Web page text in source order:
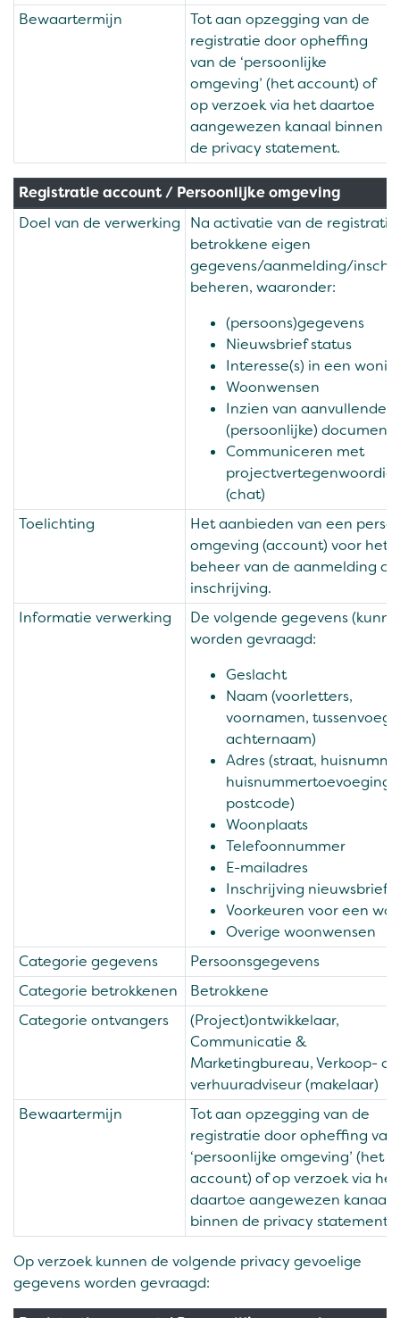
Bewaartermijn
Tot aan opzegging van de
registratie door opheffing
van de ‘persoonlijke
omgeving’ (het account) of
op verzoek via het daartoe
aangewezen kanaal binnen
de privacy statement.
Registratie account / Persoonlijke omgeving
Doel van de verwerking
Na activatie van de registratie
betrokkene eigen
gegevens/aanmelding/
beheren, waaronder:
(persoons)gegevens
Nieuwsbrief status
Interesse(s) in een
Woonwensen
Inzien van aanvullende
(persoonlijke)
Communiceren met
(chat)
Toelichting
Het aanbieden van een
omgeving (account) voor het
beheer van de aanmelding cq.
inschrijving.
Informatie verwerking
De volgende gegevens
worden gevraagd:
Geslacht
Naam (voorletters,
voornamen,
achternaam)
Adres (straat,
huisnummertoevoeging,
postcode)
Woonplaats
Telefoonnummer
E-mailadres
Inschrijving nieuwsbrief
Voorkeuren voor een
Overige woonwensen
Categorie gegevens
Persoonsgegevens
Categorie betrokkenen
Betrokkene
Categorie ontvangers
(Project)ontwikkelaar,
Communicatie &
Marketingbureau, Verkoop- of
verhuuradviseur (makelaar)
Bewaartermijn
Tot aan opzegging van de
registratie door opheffing van
‘persoonlijke omgeving’ (het
account) of op verzoek via het
daartoe aangewezen kanaal
binnen de privacy statement.
Op verzoek kunnen de volgende privacy gevoelige
gegevens worden gevraagd: